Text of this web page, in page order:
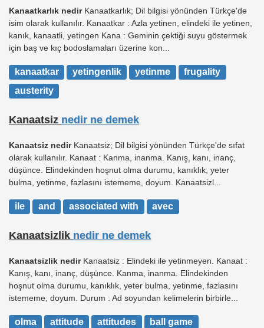
Kanaatkarlık nedirKanaatkarlık; Dil bilgisi yönünden Türkçe'de
isim olarak kullanılır. Kanaatkar : Azla yetinen, elindeki ile yetinen,
kanık, kanaatli, yetingen Kana : Geminin çektiği suyu göstermek
için baş ve kıç bodoslamaları üzerine kon...
kanaatkar yetingenlik yetinme
frugality
austerity
Kanaatsiz nedir ne demek
Kanaatsiz nedirKanaatsiz; Dil bilgisi yönünden Türkçe'de sıfat
olarak kullanılır. Kanaat : Kanma, inanma. Kanış, kanı, inanç,
düşünce. Elindekinden hoşnut olma durumu, kanıklık, yeter
bulma, yetinme, fazlasını istememe, doyum. Kanaatsizl...
ile and associated with avec
Kanaatsizlik nedir ne demek
Kanaatsizlik nedirKanaatsiz : Elindeki ile yetinmeyen. Kanaat :
Kanış, kanı, inanç, düşünce. Kanma, inanma. Elindekinden
hoşnut olma durumu, kanıklık, yeter bulma, yetinme, fazlasını
istememe, doyum. Durum : Ad soyundan kelimelerin birbirle...
olma attitude attitudes ball game